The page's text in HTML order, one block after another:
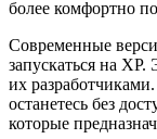
более комфортно
Современные
запускаться на
их
останетесь без
которые